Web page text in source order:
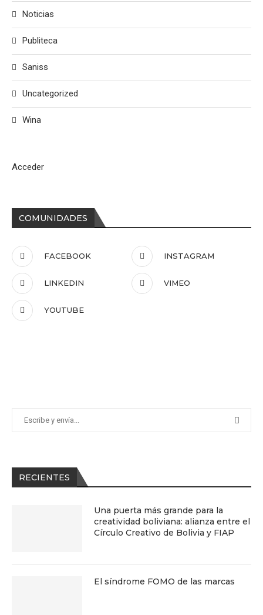
COMUNIDADES
FACEBOOK INSTAGRAM
LINKEDIN VIMEO
YOUTUBE
RECIENTES
Una puerta más grande para la
creatividad boliviana: alianza entre el
Círculo Creativo de Bolivia y FIAP
El síndrome FOMO de las marcas
Noticias
Publiteca
Saniss
Uncategorized
Wina
Acceder